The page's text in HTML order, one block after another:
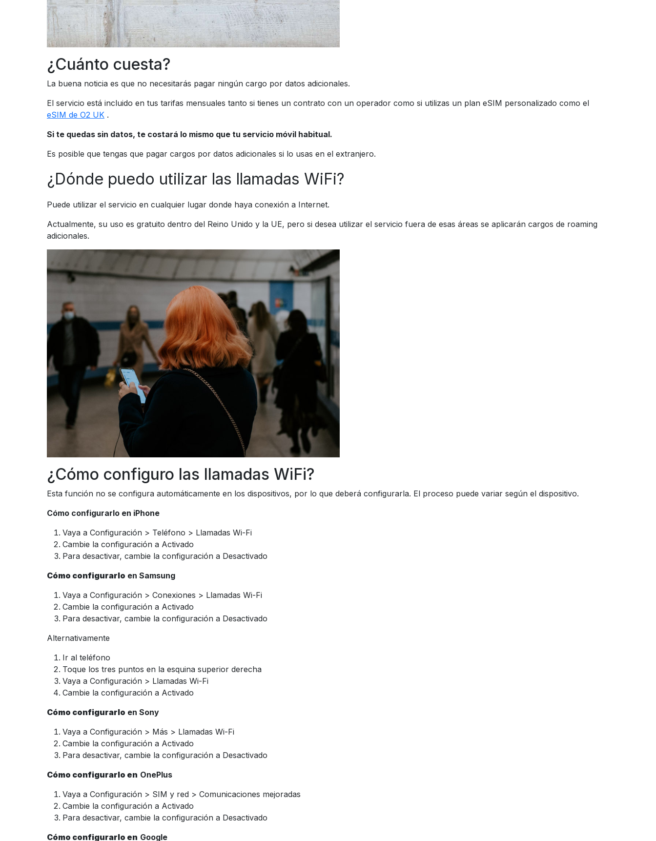
¿Cuánto cuesta?
La buena noticia es que no necesitarás pagar ningún cargo por datos adicionales.
El servicio está incluido en tus tarifas mensuales tanto si tienes un contrato con un operador como si utilizas un plan eSIM personalizado como el
eSIM de O2 UK .
Si te quedas sin datos, te costará lo mismo que tu servicio móvil habitual.
Es posible que tengas que pagar cargos por datos adicionales si lo usas en el extranjero.
¿Dónde puedo utilizar las llamadas WiFi?
Puede utilizar el servicio en cualquier lugar donde haya conexión a Internet.
Actualmente, su uso es gratuito dentro del Reino Unido y la UE, pero si desea utilizar el servicio fuera de esas áreas se aplicarán cargos de roaming
adicionales.
¿Cómo configuro las llamadas WiFi?
Esta función no se configura automáticamente en los dispositivos, por lo que deberá configurarla. El proceso puede variar según el dispositivo.
Cómo configurarlo en iPhone
Vaya a Configuración > Teléfono > Llamadas Wi-Fi
Cambie la configuración a Activado
Para desactivar, cambie la configuración a Desactivado
Cómo configurarlo en Samsung
Vaya a Configuración > Conexiones > Llamadas Wi-Fi
Cambie la configuración a Activado
Para desactivar, cambie la configuración a Desactivado
Alternativamente
Ir al teléfono
Toque los tres puntos en la esquina superior derecha
Vaya a Configuración > Llamadas Wi-Fi
Cambie la configuración a Activado
Cómo configurarlo en Sony
Vaya a Configuración > Más > Llamadas Wi-Fi
Cambie la configuración a Activado
Para desactivar, cambie la configuración a Desactivado
Cómo configurarlo en OnePlus
Vaya a Configuración > SIM y red > Comunicaciones mejoradas
Cambie la configuración a Activado
Para desactivar, cambie la configuración a Desactivado
Cómo configurarlo en Google